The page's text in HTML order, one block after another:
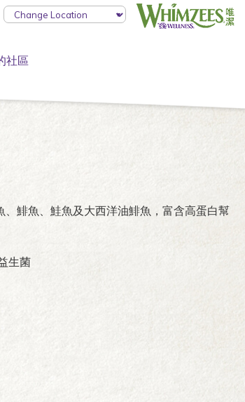
社區
鯡魚、鮭魚及大西洋油鯡魚，富含高蛋白幫
生菌